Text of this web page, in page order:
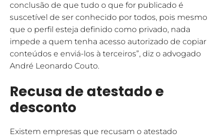
conclusão de que tudo o que for publicado é
suscetível de ser conhecido por todos, pois mesmo
que o perfil esteja definido como privado, nada
impede a quem tenha acesso autorizado de copiar
conteúdos e enviá-los à terceiros”, diz o advogado
André Leonardo Couto.
Recusa de atestado e
desconto
Existem empresas que recusam o atestado